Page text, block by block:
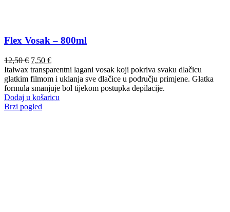
Flex Vosak – 800ml
12,50€ 7,50 €
Italwax transparentni lagani vosak koji pokriva svaku dlačicu
glatkim filmom i uklanja sve dlačice u području primjene. Glatka
formula smanjuje bol tijekom postupka depilacije.
Dodaj u košaricu
Brzi pogled